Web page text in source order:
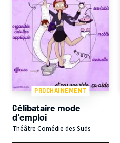
PROCHAINEMENT
Célibataire mode
d'emploi
Théâtre Comédie des Suds